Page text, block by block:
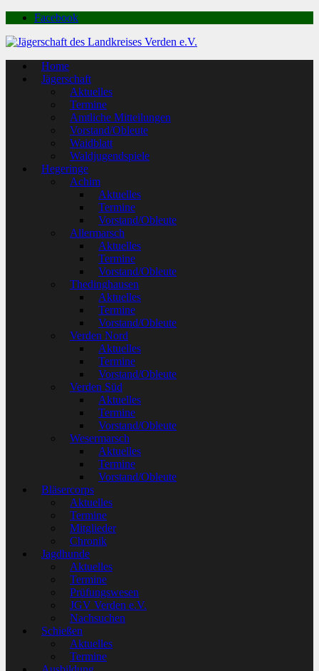
Facebook
Home
Jägerschaft
Aktuelles
Termine
Amtliche Mitteilungen
Vorstand/Obleute
Waidblatt
Waldjugendspiele
Hegeringe
Achim
Aktuelles
Termine
Vorstand/Obleute
Allermarsch
Aktuelles
Termine
Vorstand/Obleute
Thedinghausen
Aktuelles
Termine
Vorstand/Obleute
Verden Nord
Aktuelles
Termine
Vorstand/Obleute
Verden Süd
Aktuelles
Termine
Vorstand/Obleute
Wesermarsch
Aktuelles
Termine
Vorstand/Obleute
Bläsercorps
Aktuelles
Termine
Mitglieder
Chronik
Jagdhunde
Aktuelles
Termine
Prüfungswesen
JGV Verden e.V.
Nachsuchen
Schießen
Aktuelles
Termine